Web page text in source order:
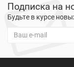
Подписка на
Будьте в курсе